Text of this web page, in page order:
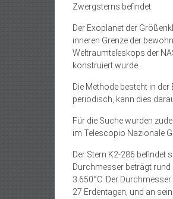
Zwergsterns befindet.
Der Exoplanet der
inneren Grenze der
Weltraumteleskops der
konstruiert wurde.
Die Methode besteht in
periodisch, kann dies
Für die Suche wurden
im Telescopio Nazionale
Der Stern K2-286 befindet
Durchmesser beträgt
3.650°C. Der
27 Erdentagen, und an